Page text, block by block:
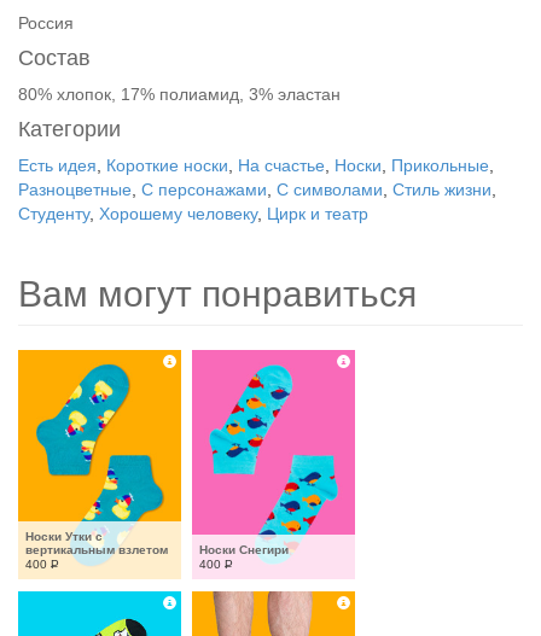
Россия
Состав
80% хлопок, 17% полиамид, 3% эластан
Категории
Есть идея Короткие носки На счастье Носки Прикольные
Разноцветные С персонажами С символами Стиль жизни
Студенту, Хорошему человеку, Цирк и театр
Вам могут понравиться
Носки Утки с
вертикальным взлетом
400 Р
Носки Снегири
400 Р